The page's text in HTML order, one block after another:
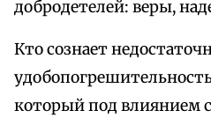
добродетелей: веры,
Кто сознает
который под влиянием